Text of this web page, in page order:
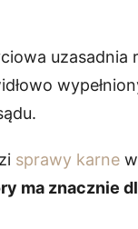
uzasadnia
sprawy karne
ma znacznie